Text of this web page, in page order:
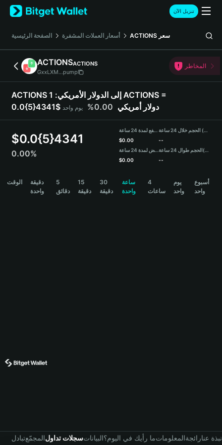
English
日本語
Русский
Español (Latinoamérica)
Türkçe
Deutsch
简体中文
Português (Portugal)
Bahasa Indonesia
বাংলা
تنزيل الآن
الصفحة الرئيسية أسعار العملات المشفرة ACTIONS سعر
ACTIONSACTIONS
GxxLXM...pump
المخاطر
ACTIONS إلى الدولار الأمريكي: 1 ACTIONS =
0.0{5}4341$ دولار أمريكي 0.00% يوم واحد
$0.0{5}4341
0.00%
مرتفع لمدة 24 ساعة
$0.00
منخفض لمدة 24 ساعة
$0.00
الحجم خلال 24 ساعة (ACTIONS)
--
الحجم طوال 24 ساعة(USDT)
--
الوقت
دقيقة
واحدة
5
دقائق
15
دقيقة
30
دقيقة
ساعة
واحدة
4
ساعات
يوم
واحد
أسبوع
واحد
تبادلالمجمّعسجلات تداولالبياناتما رأيك في اليوم؟المعلوماترائجةنبذة عنا